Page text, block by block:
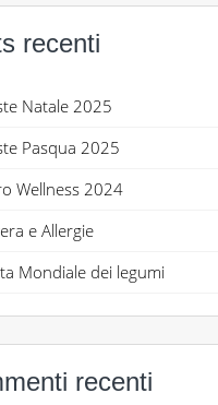
recenti
Natale 2025
Pasqua 2025
Wellness 2024
e Allergie
Mondiale dei legumi
recenti